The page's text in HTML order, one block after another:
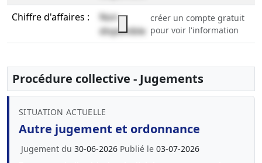
Chiffre d'affaires :
Non
disponible
créer un compte gratuit
pour voir l'information
Procédure collective - Jugements
SITUATION ACTUELLE
Autre jugement et ordonnance
Jugement du 30-06-2026 Publié le 03-07-2026